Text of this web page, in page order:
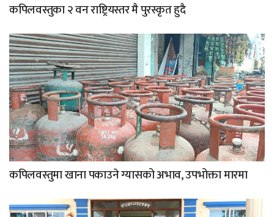
कपिलवस्तुका २ वन राष्ट्रियस्तर मै पुरस्कृत हुदै
कपिलवस्तुमा खाना पकाउने ग्यासको अभाव, उपभोक्ता मारमा